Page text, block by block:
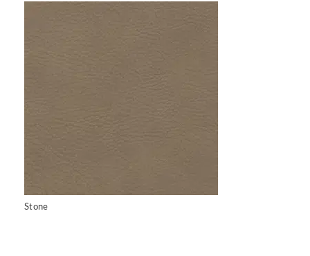
Stone